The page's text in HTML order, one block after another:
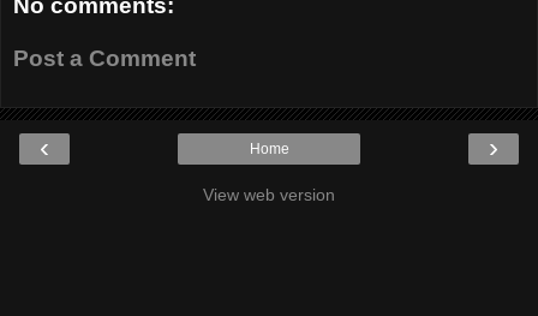
No comments:
Post a Comment
‹ ›
Home
View web version